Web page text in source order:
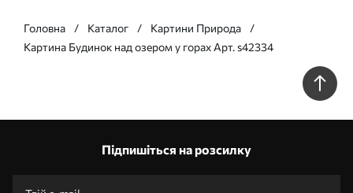
Головна Каталог
Картини Природа
Картина Будинок над озером у горах Арт. s42334
Підпишіться на розсилку